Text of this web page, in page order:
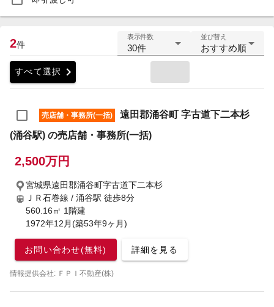
2件
表示件数
30件
並び替え
おすすめ順
すべて選択 chevron_right
売店舗・事務所(一括)
遠田郡涌谷町 字古道下二本杉
(涌谷駅) の売店舗・事務所(一括)
2,500万円
宮城県遠田郡涌谷町字古道下二本杉
ＪＲ石巻線 / 涌谷駅 徒歩8分
560.16㎡ 1階建
1972年12月(築53年9ヶ月)
お問い合わせ(無料) 詳細を見る
情報提供会社: ＦＰＩ不動産(株)